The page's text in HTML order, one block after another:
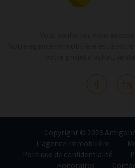
Copyright © 2026
L'agence immobilière
Politique de confidentialité
Honoraires